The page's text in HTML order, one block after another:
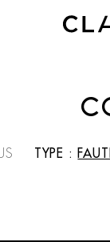
TYPE :